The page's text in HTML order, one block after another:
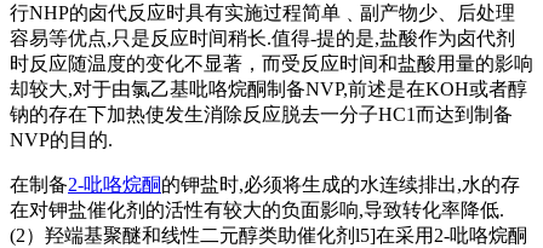
行NHP的卤代反应时具有实施过程简单﹑副产物少、后处理
容易等优点,只是反应时间稍长.值得-提的是,盐酸作为卤代剂
时反应随温度的变化不显著，而受反应时间和盐酸用量的影响
却较大,对于由氯乙基吡咯烷酮制备NVP,前述是在KOH或者醇
钠的存在下加热使发生消除反应脱去一分子HC1而达到制备
NVP的目的.
在制备2-吡咯烷酮的钾盐时,必须将生成的水连续排出,水的存
在对钾盐催化剂的活性有较大的负面影响,导致转化率降低.
(2）羟端基聚醚和线性二元醇类助催化剂l5]在采用2-吡咯烷酮